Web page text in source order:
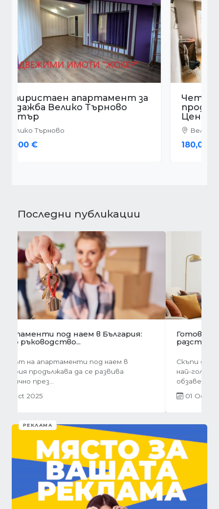
Четиристаен апартамент за
продажба Велико Търново
Център
Велико Търново
180,000 €
Последни публикации
Готови завеси за хол на една ръка
разстояние
Скъпи дами, нека си признаем, че понякога
най-голямото предизвикателство в
обзавеждането...
01 Oct 2025
РЕКЛАМА